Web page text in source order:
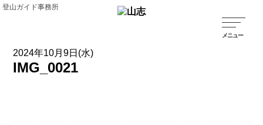
登山ガイド事務所
2024年10月9日(水)
IMG_0021